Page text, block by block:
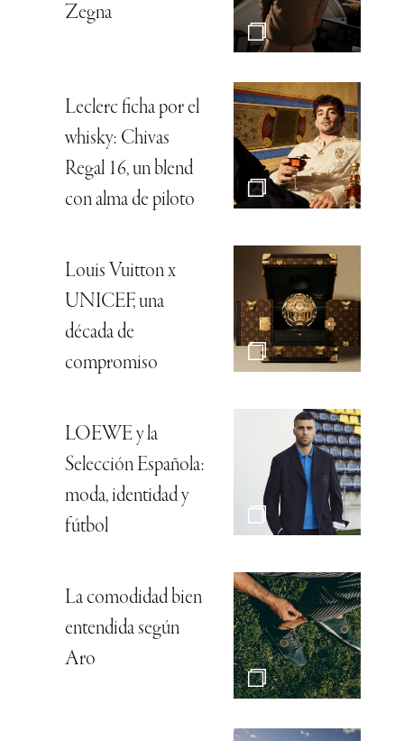
Zegna
Leclerc ficha por el
whisky: Chivas
Regal 16, un blend
con alma de piloto
Louis Vuitton x
UNICEF, una
década de
compromiso
LOEWE y la
Selección Española:
moda, identidad y
fútbol
La comodidad bien
entendida según
Aro